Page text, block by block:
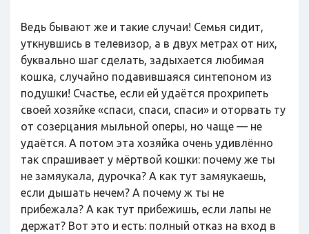
Ведь бывают же и такие случаи! Семья сидит,
уткнувшись в телевизор, а в двух метрах от них,
буквально шаг сделать, задыхается любимая
кошка, случайно подавившаяся синтепоном из
подушки! Счастье, если ей удаётся прохрипеть
своей хозяйке «спаси, спаси, спаси» и оторвать ту
от созерцания мыльной оперы, но чаще — не
удаётся. А потом эта хозяйка очень удивлённо
так спрашивает у мёртвой кошки: почему же ты
не замяукала, дурочка? А как тут замяукаешь,
если дышать нечем? А почему ж ты не
прибежала? А как тут прибежишь, если лапы не
держат? Вот это и есть: полный отказ на вход в